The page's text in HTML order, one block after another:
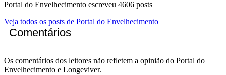
Portal do Envelhecimento escreveu 4606 posts
Veja todos os posts de Portal do Envelhecimento
Comentários
Os comentários dos leitores não refletem a opinião do Portal do
Envelhecimento e Longeviver.